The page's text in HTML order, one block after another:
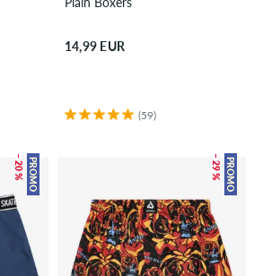
14,99 EUR
(59)
PROMO
– 20 % PROMO
– 29 %